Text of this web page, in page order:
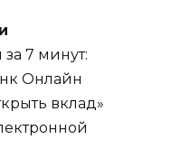
7 минут:
Онлайн
вклад»